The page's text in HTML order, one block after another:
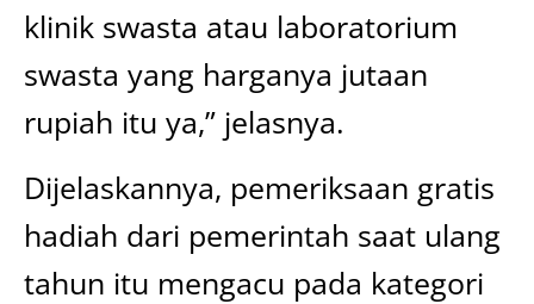
klinik swasta atau laboratorium
swasta yang harganya jutaan
rupiah itu ya,” jelasnya.
Dijelaskannya, pemeriksaan gratis
hadiah dari pemerintah saat ulang
tahun itu mengacu pada kategori